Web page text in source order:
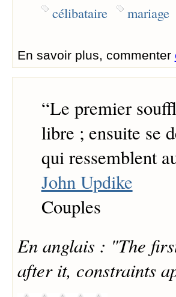
célibataire mariage
En savoir plus, commenter
“Le premier
libre ; ensuite se
qui ressemblent
John Updike
Couples
En anglais : "The
after it, constraints